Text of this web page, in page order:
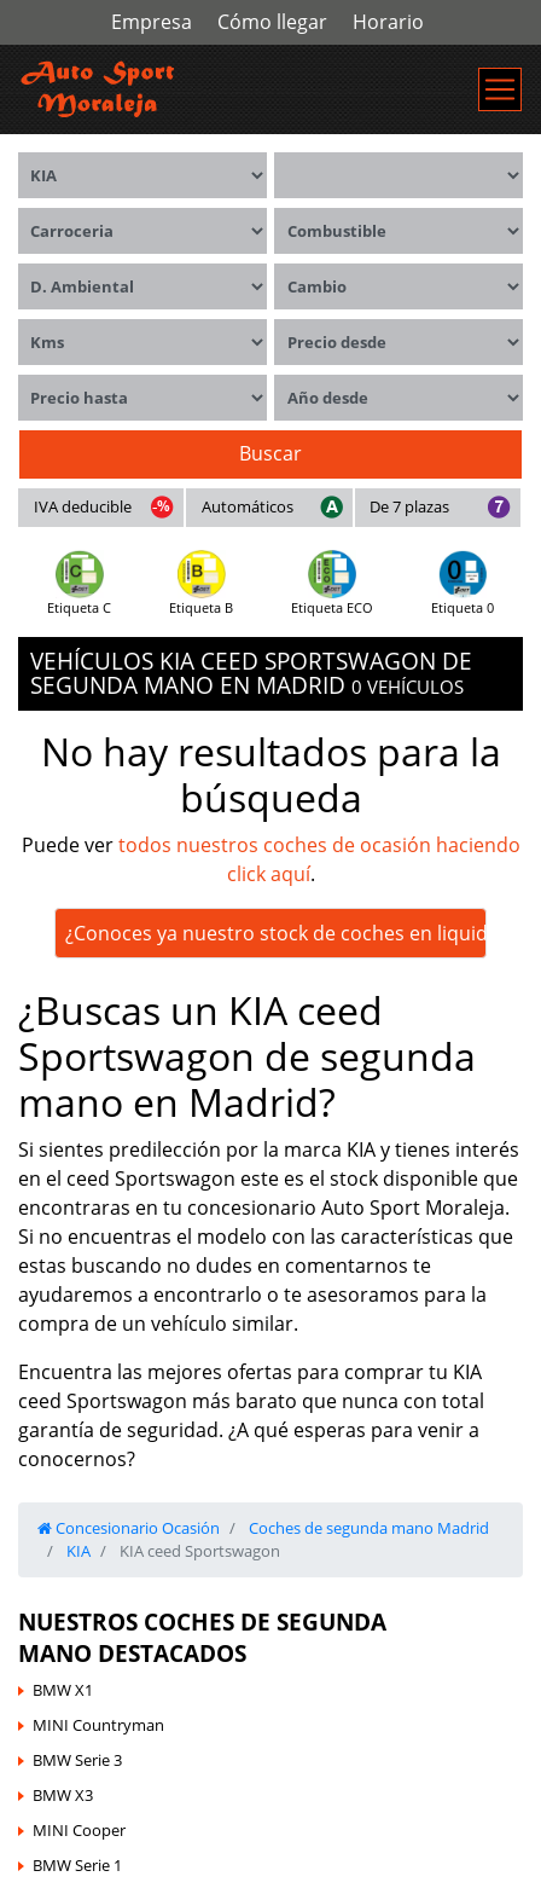
Empresa Cómo llegar Horario
Marca
Carrocerías Combustible
Distintivo ambiental Cambio
Kms Precio desde
Precio hasta Año desde
Buscar
IVA deducible Automáticos De 7 plazas
Etiqueta C Etiqueta B Etiqueta ECO Etiqueta 0
VEHÍCULOS KIA CEED SPORTSWAGON DE
SEGUNDA MANO EN MADRID 0 VEHÍCULOS
No hay resultados para la
búsqueda
Puede vertodos nuestros coches de ocasión haciendo
click aquí.
¿Conoces ya nuestro stock de coches en
¿Buscas un KIA ceed
Sportswagon de segunda
mano en Madrid?
Si sientes predilección por la marca KIA y tienes interés
en el ceed Sportswagon este es el stock disponible que
encontraras en tu concesionario Auto Sport Moraleja.
Si no encuentras el modelo con las características que
estas buscando no dudes en comentarnos te
ayudaremos a encontrarlo o te asesoramos para la
compra de un vehículo similar.
Encuentra las mejores ofertas para comprar tu KIA
ceed Sportswagon más barato que nunca con total
garantía de seguridad. ¿A qué esperas para venir a
conocernos?
Concesionario Ocasión
Coches de segunda mano Madrid
KIA
KIA ceed Sportswagon
NUESTROS COCHES DE SEGUNDA
MANO DESTACADOS
BMW X1
MINI Countryman
BMW Serie 3
BMW X3
MINI Cooper
BMW Serie 1